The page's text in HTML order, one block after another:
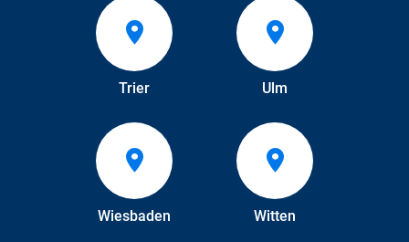
Trier Ulm
Wiesbaden Witten